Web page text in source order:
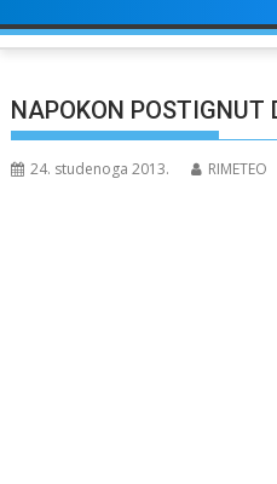
NAPOKON POSTIGNUT
24. studenoga 2013. RIMETEO